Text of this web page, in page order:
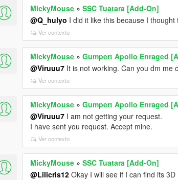
MickyMouse »SSC Tuatara [Add-On]
@Q_hulyo I did it like this because I
Ver contexto
MickyMouse »Gumpert Apollo Enraged
@Viruuu7 It is not working. Can you dm me
Ver contexto
MickyMouse »Gumpert Apollo Enraged
@Viruuu7 I am not getting your request.
I have sent you request. Accept mine.
Ver contexto
MickyMouse »SSC Tuatara [Add-On]
@Lilicris12 Okay I will see if I can find its 3D